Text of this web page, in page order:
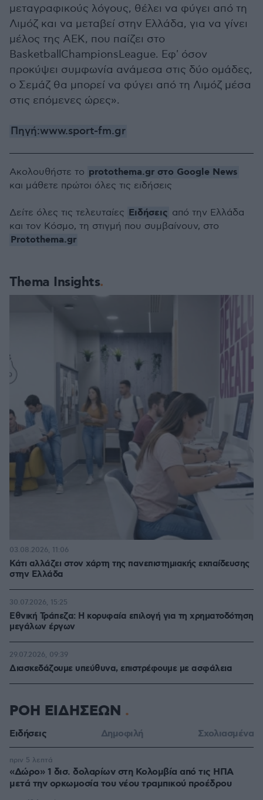
μεταγραφικούς λόγους, θέλει να φύγει από τη
Λιμόζ και να μεταβεί στην Ελλάδα, για να γίνει
μέλος της ΑΕΚ, που παίζει στο
BasketballChampionsLeague. Εφ' όσον
προκύψει συμφωνία ανάμεσα στις δύο ομάδες,
ο Σεμάζ θα μπορεί να φύγει από τη Λιμόζ μέσα
στις επόμενες ώρες».
Πηγή:www.sport-fm.gr
Thema Insights
Κάτι αλλάζει στον χάρτη της πανεπιστημιακής εκπαίδευσης
στην Ελλάδα
03.08.2026, 11:06
Εθνική Τράπεζα: Η κορυφαία επιλογή για τη χρηματοδότηση
μεγάλων έργων
30.07.2026, 15:25
Διασκεδάζουμε υπεύθυνα, επιστρέφουμε με ασφάλεια
29.07.2026, 09:39
Ακολουθήστε το protothema.gr στο Google News
και μάθετε πρώτοι όλες τις ειδήσεις
Δείτε όλες τις τελευταίες Ειδήσεις από την Ελλάδα
και τον Κόσμο, τη στιγμή που συμβαίνουν, στο
Protothema.gr
ΡΟΗ ΕΙΔΗΣΕΩΝ
Ειδήσεις Δημοφιλή Σχολιασμένα
«Δώρο» 1 δισ. δολαρίων στη Κολομβία από τις ΗΠΑ
μετά την ορκωμοσία του νέου τραμπικού προέδρου
πριν 5 λεπτά